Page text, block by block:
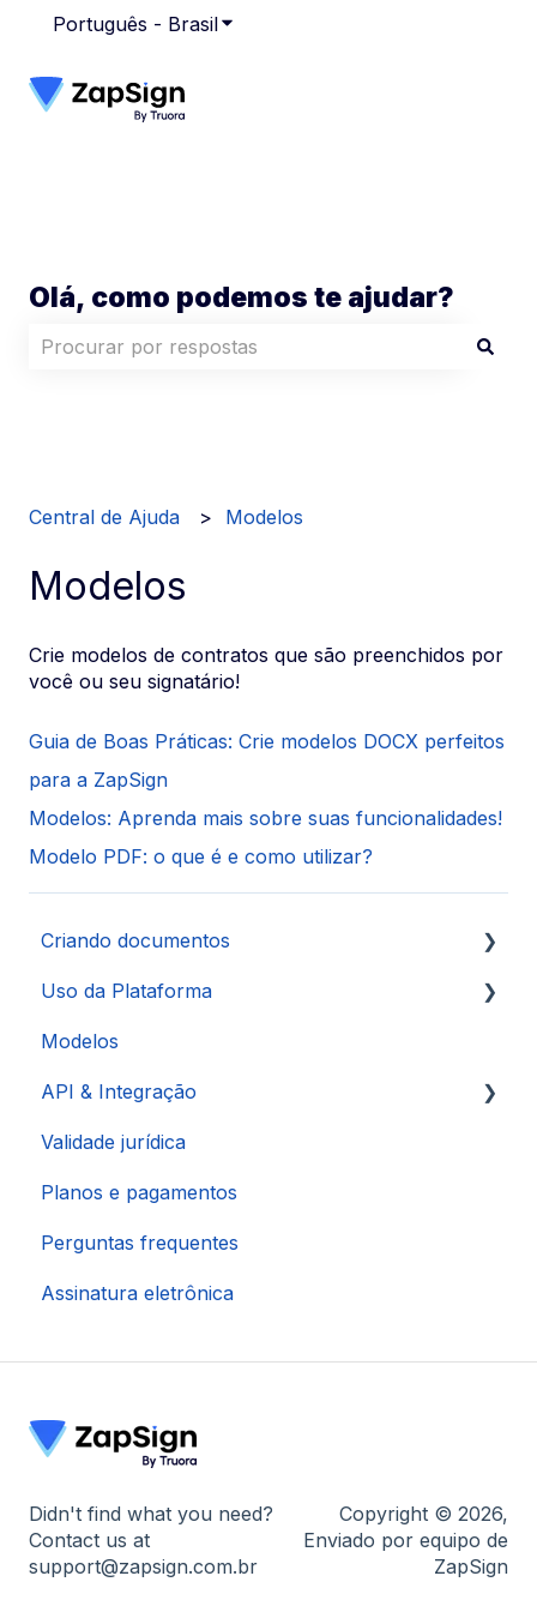
Português - BrasilMostrar submenu para traduções
Olá, como podemos te ajudar?
Central de Ajuda Modelos
Modelos
Crie modelos de contratos que são preenchidos por
você ou seu signatário!
Guia de Boas Práticas: Crie modelos DOCX perfeitos
para a ZapSign
Modelos: Aprenda mais sobre suas funcionalidades!
Modelo PDF: o que é e como utilizar?
Criando documentos
Autenticações
Signatários
Uso da Plataforma
Controle de Usuários
Configurações da Conta
Modelos
API & Integração
Integração via Pluga
Integração via Make
Integração HubSpot
Integração via Zapier
Validade jurídica
Planos e pagamentos
Perguntas frequentes
Assinatura eletrônica
Didn't find what you need?
Contact us at
support@zapsign.com.br
Copyright © 2026,
Enviado por equipo de
ZapSign